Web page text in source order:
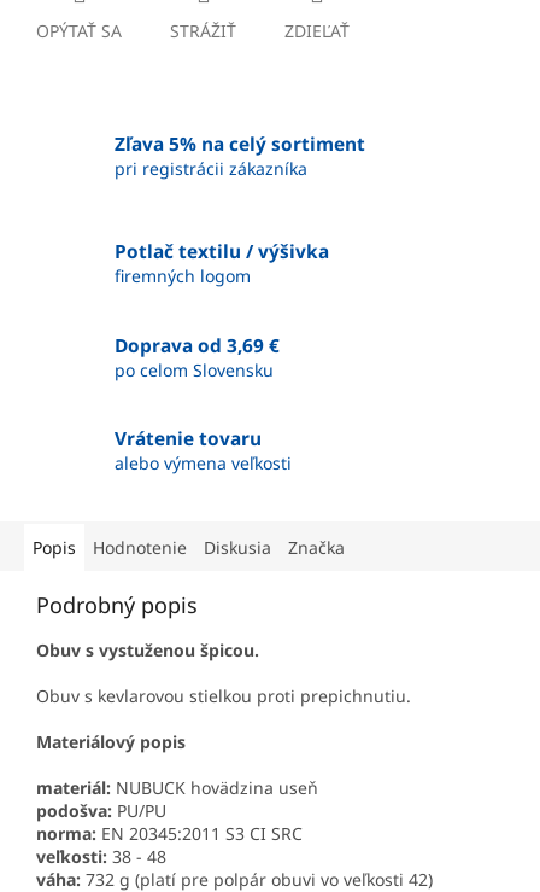
OPÝTAŤ SA STRÁŽIŤ ZDIEĽAŤ
Zľava 5% na celý sortiment
pri registrácii zákazníka
Potlač textilu / výšivka
firemných logom
Doprava od 3,69 €
po celom Slovensku
Vrátenie tovaru
alebo výmena veľkosti
Popis Hodnotenie Diskusia Značka
Podrobný popis
Obuv s vystuženou špicou.
Obuv s kevlarovou stielkou proti prepichnutiu.
Materiálový popis
materiál: NUBUCK hovädzina useň
podošva: PU/PU
norma: EN 20345:2011 S3 CI SRC
veľkosti: 38 - 48
váha: 732 g (platí pre polpár obuvi vo veľkosti 42)